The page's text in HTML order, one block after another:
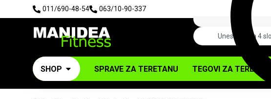
011/690-48-54 063/10-90-337
SHOP SPRAVE ZA TERETANU TEGOVI ZA TERETANU